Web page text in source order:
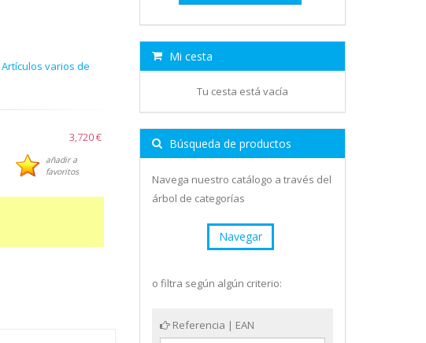
Artículos varios de
3,720 €
añadir a
favoritos
Mi cesta
Tu cesta está vacía
Búsqueda de productos
Navega nuestro catálogo a través del
árbol de categorías
Navegar
o filtra según algún criterio:
Referencia | EAN